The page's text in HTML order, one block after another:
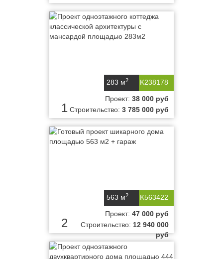
K238178
283 м2
1
Проект: 38 000 руб
Строительство: 3 785 000 руб
K563422
563 м2
2
Проект: 47 000 руб
Строительство: 12 940 000
руб